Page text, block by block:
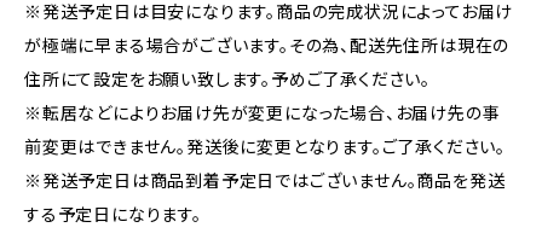
※発送予定日は目安になります。商品の完成状況によってお届け
が極端に早まる場合がございます。その為、配送先住所は現在の
住所にて設定をお願い致します。予めご了承ください。
※転居などによりお届け先が変更になった場合、お届け先の事
前変更はできません。発送後に変更となります。ご了承ください。
※発送予定日は商品到着予定日ではございません。商品を発送
する予定日になります。